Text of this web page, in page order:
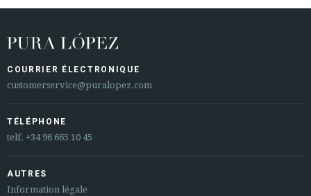
COURRIER ÉLECTRONIQUE
customerservice@puralopez.com
TÉLÉPHONE
telf. +34 96 665 10 45
AUTRES
Information légale